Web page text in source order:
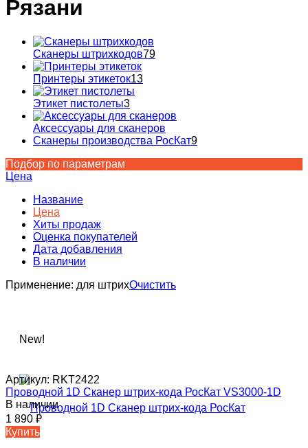
Рязани
Сканеры штрихкодов79
Принтеры этикеток13
Этикет пистолеты3
Аксессуары для сканеров
Сканеры производства РосКат9
Подбор по параметрам
Цена
Название
Цена
Хиты продаж
Оценка покупателей
Дата добавления
В наличии
Применение: для штрихОчистить
New!
Артикул: RKT2422
Проводной 1D Сканер штрих-кода РосКат VS3000-1D
В наличии
1 890 ₽
Купить